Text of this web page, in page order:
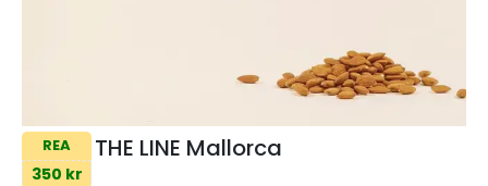
REA
350 kr
THE LINE Mallorca